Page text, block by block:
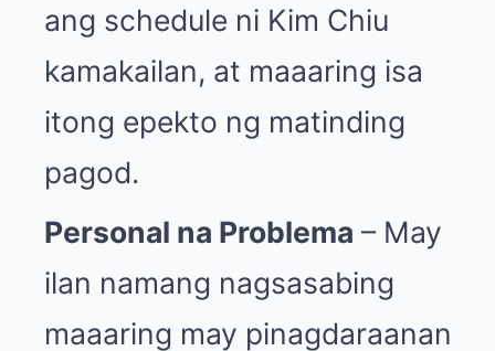
ang schedule ni Kim Chiu
kamakailan, at maaaring isa
itong epekto ng matinding
pagod.
Personal na Problema – May
ilan namang nagsasabing
maaaring may pinagdaraanan